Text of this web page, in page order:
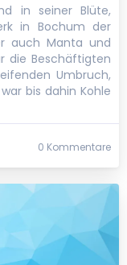
in seiner Blüte,
in Bochum der
auch Manta und
die Beschäftigten
Umbruch,
bis dahin Kohle
0 Kommentare